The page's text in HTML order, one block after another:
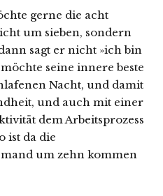
gerne die acht
um sieben, sondern
sagt er nicht »ich bin
seine innere beste
Nacht, und damit
und auch mit einer
dem Arbeitsprozess
ist da die
um zehn kommen